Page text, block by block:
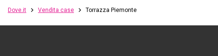
Dove.it Vendita case Torrazza Piemonte